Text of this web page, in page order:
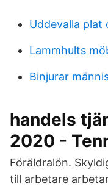
Uddevalla plat
Lammhults
Binjurar
handels
2020 -
Föräldralön.
till arbetare